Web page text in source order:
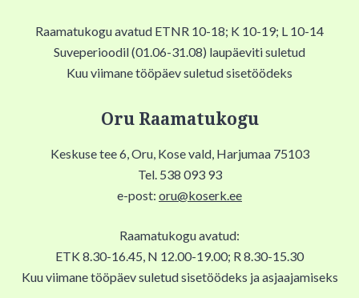
Raamatukogu avatud ETNR 10-18; K 10-19; L 10-14
Suveperioodil (01.06-31.08) laupäeviti suletud
Kuu viimane tööpäev suletud sisetöödeks
Oru Raamatukogu
Keskuse tee 6, Oru, Kose vald, Harjumaa 75103
Tel. 538 093 93
e-post: oru@koserk.ee
Raamatukogu avatud:
ETK 8.30-16.45, N 12.00-19.00; R 8.30-15.30
Kuu viimane tööpäev suletud sisetöödeks ja asjaajamiseks